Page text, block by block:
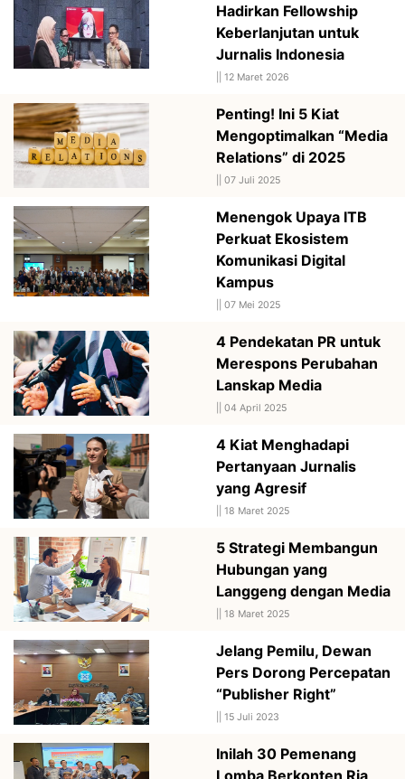
Hadirkan Fellowship
Keberlanjutan untuk
Jurnalis Indonesia
12 Maret 2026
Penting! Ini 5 Kiat
Mengoptimalkan “Media
Relations” di 2025
07 Juli 2025
Menengok Upaya ITB
Perkuat Ekosistem
Komunikasi Digital
Kampus
07 Mei 2025
4 Pendekatan PR untuk
Merespons Perubahan
Lanskap Media
04 April 2025
4 Kiat Menghadapi
Pertanyaan Jurnalis
yang Agresif
18 Maret 2025
5 Strategi Membangun
Hubungan yang
Langgeng dengan Media
18 Maret 2025
Jelang Pemilu, Dewan
Pers Dorong Percepatan
“Publisher Right”
15 Juli 2023
Inilah 30 Pemenang
Lomba Berkonten Ria